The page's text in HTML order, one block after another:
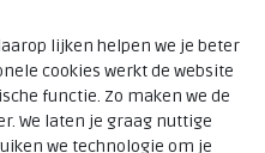
lijken helpen we je beter
cookies werkt de website
functie. Zo maken we de
We laten je graag nuttige
we technologie om je